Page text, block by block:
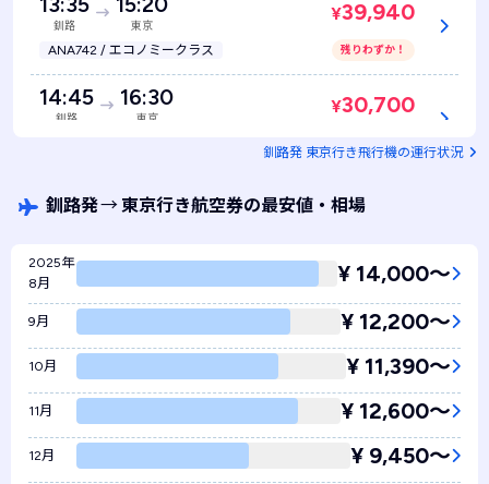
釧路 東京
ANA742 / エコノミークラス
¥39,940
残りわずか！
14:45
釧路
16:30
東京
¥30,700
空席あり
釧路発 東京行き飛行機の運行状況
釧路発→東京行き航空券の最安値・相場
2025年
8月
¥ 14,000〜
9月 ¥ 12,200〜
10月 ¥ 11,390〜
11月 ¥ 12,600〜
12月 ¥ 9,450〜